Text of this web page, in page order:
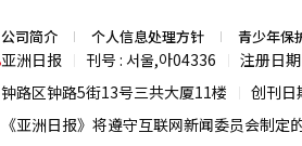
公司简介 个人信息处理方针 青少年保
亚洲日报 刊号 : 서울,아04336 注册日
钟路区钟路5街13号三共大厦11楼
创刊日
《亚洲日报》将遵守互联网新闻委员会制定